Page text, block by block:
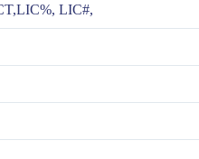
LIC#,